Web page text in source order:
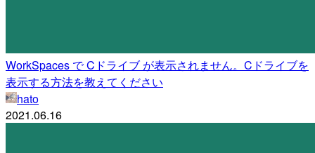
WorkSpaces で Cドライブ が表示されません。Cドライブを
表示する方法を教えてください
hato
2021.06.16